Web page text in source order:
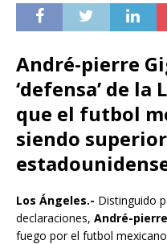
André-pierre
‘defensa’ de
que el futbol
siendo
Los Ángeles.- Distinguido
declaraciones, André-
fuego por el futbol